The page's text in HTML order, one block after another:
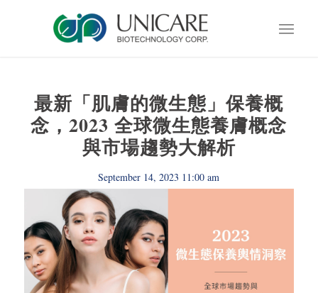
最新「肌膚的微生態」保養概
念，2023 全球微生態養膚概念
與市場趨勢大解析
September 14, 2023 11:00 am